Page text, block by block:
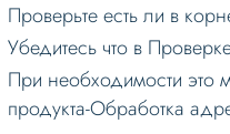
Проверьте есть ли в
Убедитесь что в
При необходимости это
продукта-Обработка